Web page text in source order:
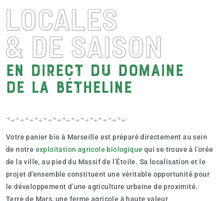
LOCALES
& DE SAISON
En direct du Domaine
de la Bétheline
Votre panier bio à Marseille est préparé directement au sein
de notre exploitation agricole biologique qui se trouve à l’orée
de la ville, au pied du Massif de l’Étoile. Sa localisation et le
projet d’ensemble constituent une véritable opportunité pour
le développement d’une agriculture urbaine de proximité.
Terre de Mars, une ferme agricole à haute valeur